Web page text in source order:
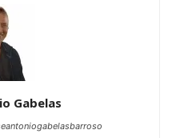
Gabelas